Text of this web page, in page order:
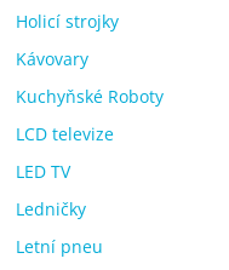
Holicí strojky
Kávovary
Kuchyňské Roboty
LCD televize
LED TV
Ledničky
Letní pneu